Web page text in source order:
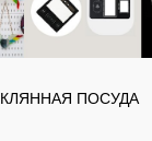
ПОСУДА